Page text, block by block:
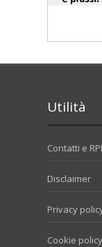
Utilità
Contatti e
Disclaimer
Privacy
Cookie policy